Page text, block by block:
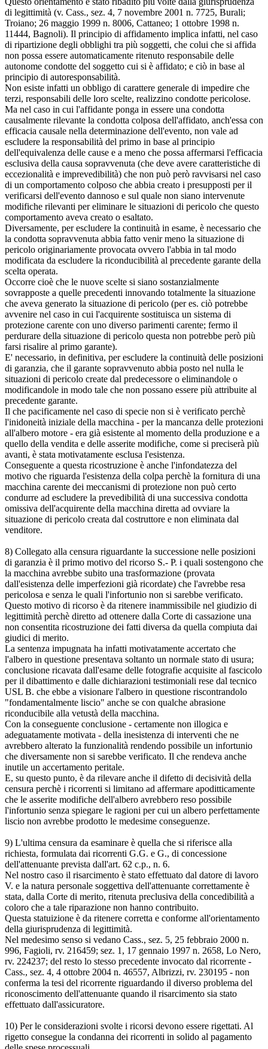
di legittimità (v. Cass., sez. 4, 7 novembre 2001 n. 7725, Burali;
Troiano; 26 maggio 1999 n. 8006, Cattaneo; 1 ottobre 1998 n.
11444, Bagnoli). Il principio di affidamento implica infatti, nel caso
di ripartizione degli obblighi tra più soggetti, che colui che si affida
non possa essere automaticamente ritenuto responsabile delle
autonome condotte del soggetto cui si è affidato; e ciò in base al
principio di autoresponsabilità.
Non esiste infatti un obbligo di carattere generale di impedire che
terzi, responsabili delle loro scelte, realizzino condotte pericolose.
Ma nel caso in cui l'affidante ponga in essere una condotta
causalmente rilevante la condotta colposa dell'affidato, anch'essa con
efficacia causale nella determinazione dell'evento, non vale ad
escludere la responsabilità del primo in base al principio
dell'equivalenza delle cause e a meno che possa affermarsi l'efficacia
esclusiva della causa sopravvenuta (che deve avere caratteristiche di
eccezionalità e imprevedibilità) che non può però ravvisarsi nel caso
di un comportamento colposo che abbia creato i presupposti per il
verificarsi dell'evento dannoso e sul quale non siano intervenute
modifiche rilevanti per eliminare le situazioni di pericolo che questo
comportamento aveva creato o esaltato.
Diversamente, per escludere la continuità in esame, è necessario che
la condotta sopravvenuta abbia fatto venir meno la situazione di
pericolo originariamente provocata ovvero l'abbia in tal modo
modificata da escludere la riconducibilità al precedente garante della
scelta operata.
Occorre cioè che le nuove scelte si siano sostanzialmente
sovrapposte a quelle precedenti innovando totalmente la situazione
che aveva generato la situazione di pericolo (per es. ciò potrebbe
avvenire nel caso in cui l'acquirente sostituisca un sistema di
protezione carente con uno diverso parimenti carente; fermo il
perdurare della situazione di pericolo questa non potrebbe però più
farsi risalire al primo garante).
E' necessario, in definitiva, per escludere la continuità delle posizioni
di garanzia, che il garante sopravvenuto abbia posto nel nulla le
situazioni di pericolo create dal predecessore o eliminandole o
modificandole in modo tale che non possano essere più attribuite al
precedente garante.
Il che pacificamente nel caso di specie non si è verificato perchè
l'inidoneità iniziale della macchina - per la mancanza delle protezioni
all'albero motore - era già esistente al momento della produzione e a
quello della vendita e delle asserite modifiche, come si preciserà più
avanti, è stata motivatamente esclusa l'esistenza.
Conseguente a questa ricostruzione è anche l'infondatezza del
motivo che riguarda l'esistenza della colpa perchè la fornitura di una
macchina carente dei meccanismi di protezione non può certo
condurre ad escludere la prevedibilità di una successiva condotta
omissiva dell'acquirente della macchina diretta ad ovviare la
situazione di pericolo creata dal costruttore e non eliminata dal
venditore.
8) Collegato alla censura riguardante la successione nelle posizioni
di garanzia è il primo motivo del ricorso S.- P. i quali sostengono che
la macchina avrebbe subito una trasformazione (provata
dall'esistenza delle imperfezioni già ricordate) che l'avrebbe resa
pericolosa e senza le quali l'infortunio non si sarebbe verificato.
Questo motivo di ricorso è da ritenere inammissibile nel giudizio di
legittimità perchè diretto ad ottenere dalla Corte di cassazione una
non consentita ricostruzione dei fatti diversa da quella compiuta dai
giudici di merito.
La sentenza impugnata ha infatti motivatamente accertato che
l'albero in questione presentava soltanto un normale stato di usura;
conclusione ricavata dall'esame delle fotografie acquisite al fascicolo
per il dibattimento e dalle dichiarazioni testimoniali rese dal tecnico
USL B. che ebbe a visionare l'albero in questione riscontrandolo
"fondamentalmente liscio" anche se con qualche abrasione
riconducibile alla vetustà della macchina.
Con la conseguente conclusione - certamente non illogica e
adeguatamente motivata - della inesistenza di interventi che ne
avrebbero alterato la funzionalità rendendo possibile un infortunio
che diversamente non si sarebbe verificato. Il che rendeva anche
inutile un accertamento peritale.
E, su questo punto, è da rilevare anche il difetto di decisività della
censura perchè i ricorrenti si limitano ad affermare apoditticamente
che le asserite modifiche dell'albero avrebbero reso possibile
l'infortunio senza spiegare le ragioni per cui un albero perfettamente
liscio non avrebbe prodotto le medesime conseguenze.
9) L'ultima censura da esaminare è quella che si riferisce alla
richiesta, formulata dai ricorrenti G.G. e G., di concessione
dell'attenuante prevista dall'art. 62 c.p., n. 6.
Nel nostro caso il risarcimento è stato effettuato dal datore di lavoro
V. e la natura personale soggettiva dell'attenuante correttamente è
stata, dalla Corte di merito, ritenuta preclusiva della concedibilità a
coloro che a tale riparazione non hanno contribuito.
Questa statuizione è da ritenere corretta e conforme all'orientamento
della giurisprudenza di legittimità.
Nel medesimo senso si vedano Cass., sez. 5, 25 febbraio 2000 n.
996, Fagioli, rv. 216459; sez. 1, 17 gennaio 1997 n. 2658, Lo Nero,
rv. 224237; del resto lo stesso precedente invocato dal ricorrente -
Cass., sez. 4, 4 ottobre 2004 n. 46557, Albrizzi, rv. 230195 - non
conferma la tesi del ricorrente riguardando il diverso problema del
riconoscimento dell'attenuante quando il risarcimento sia stato
effettuato dall'assicuratore.
10) Per le considerazioni svolte i ricorsi devono essere rigettati. Al
rigetto consegue la condanna dei ricorrenti in solido al pagamento